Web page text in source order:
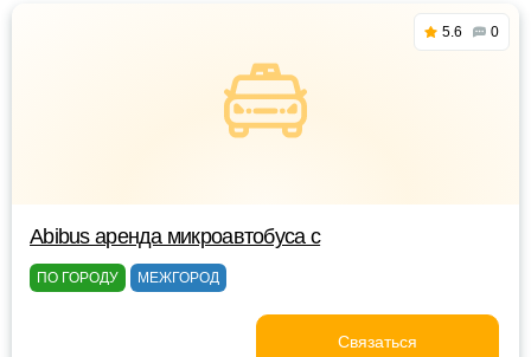
5.6 0
Abibus аренда микроавтобуса с
ПО ГОРОДУ МЕЖГОРОД
Связаться